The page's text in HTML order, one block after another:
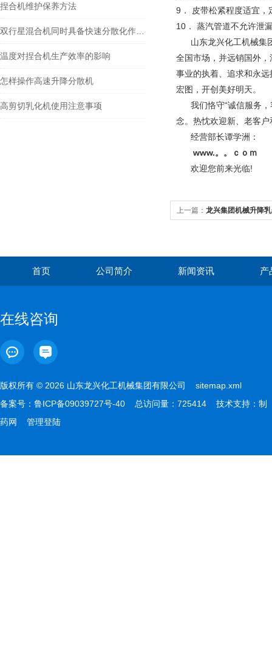
捏合机维护保养方法
温度对捏合机生产效率的影响
怎样操作高速升降分散机
高剪切乳化机使用注意事项
9． 皮带松紧程度适宜，
10． 蒸汽管道不允许泄
山东龙兴化工机械集团
全国市场，并远销国外
事业的执着、追求和永
宏图，开创美好明天。
我们恪守“诚信服务，
念。热忱欢迎新、老客
经营部长谭学洲：
www.。。ｃｏｍ
欢迎您前来光临!
上一篇： 龙兴集团机械升降
首页 公司简介 新闻资讯 产
在线咨询
版权所有 © 2026 山东龙兴化工机械集团有限公司 sitemap.xml
备案号： 鲁ICP备09039727号-40 总访问量：725414 技术支持： 制
药网
管理登陆